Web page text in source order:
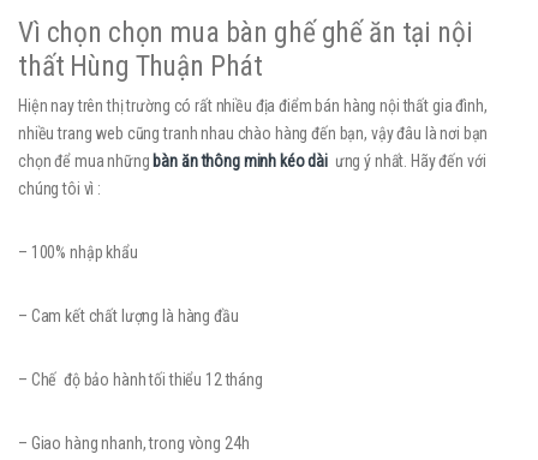
Vì chọn chọn mua bàn ghế ghế ăn tại nội
thất Hùng Thuận Phát
Hiện nay trên thị trường có rất nhiều địa điểm bán hàng nội thất gia đình,
nhiều trang web cũng tranh nhau chào hàng đến bạn, vậy đâu là nơi bạn
chọn để mua những bàn ăn thông minh kéo dài ưng ý nhất. Hãy đến với
chúng tôi vì :
– 100% nhập khẩu
– Cam kết chất lượng là hàng đầu
– Chế độ bảo hành tối thiểu 12 tháng
– Giao hàng nhanh, trong vòng 24h